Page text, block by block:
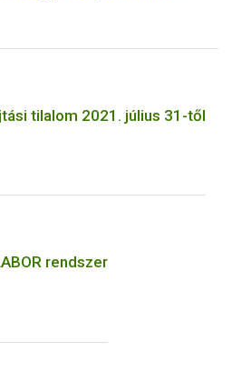
tilalom 2021. július 31-től
rendszer